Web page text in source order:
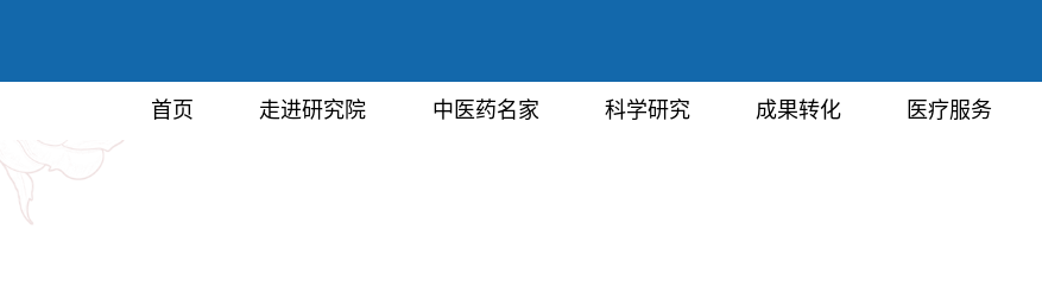
首页 走进研究院 中医药名家 科学研究 成果转化 医疗服务